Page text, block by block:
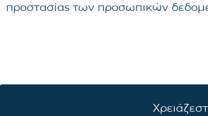
προστασίας των προσωπικών